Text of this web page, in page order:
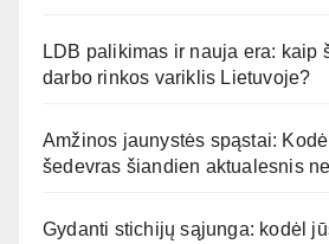
LDB palikimas ir nauja era: kaip
darbo rinkos variklis Lietuvoje?
Amžinos jaunystės spąstai:
šedevras šiandien aktualesnis
Gydanti stichijų sąjunga: kodėl